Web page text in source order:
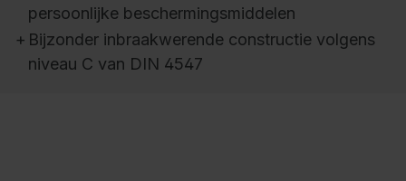
persoonlijke beschermingsmiddelen
+ Bijzonder inbraakwerende constructie volgens
niveau C van DIN 4547